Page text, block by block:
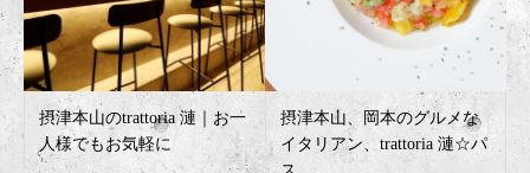
摂津本山のtrattoria 漣｜お一
人様でもお気軽に
摂津本山、岡本のグルメな
イタリアン、trattoria 漣☆パ